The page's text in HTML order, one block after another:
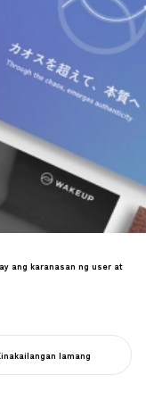
of Coaching", na nag-
ng enrollment.
PROYEKTO
ang karanasan ng user at
lamang